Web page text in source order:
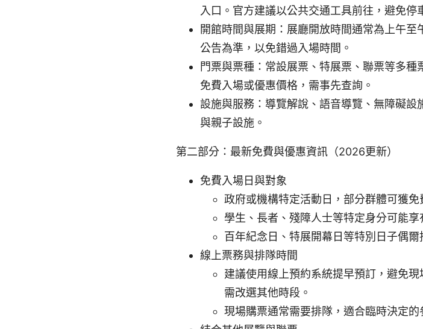
入口。官方建議以公共交通工具前往，避免停
開館時間與展期：展廳開放時間通常為上午
公告為準，以免錯過入場時間。
門票與票種：常設展票、特展票、聯票等多
免費入場或優惠價格，需事先查詢。
設施與服務：導覽解說、語音導覽、無障礙
與親子設施。
第二部分：最新免費與優惠資訊（2026更新）
免費入場日與對象
政府或機構特定活動日，部分群體可獲
學生、長者、殘障人士等特定身分可能
百年紀念日、特展開幕日等特別日子偶
線上票務與排隊時間
建議使用線上預約系統提早預訂，避免
需改選其他時段。
現場購票通常需要排隊，適合臨時決定的